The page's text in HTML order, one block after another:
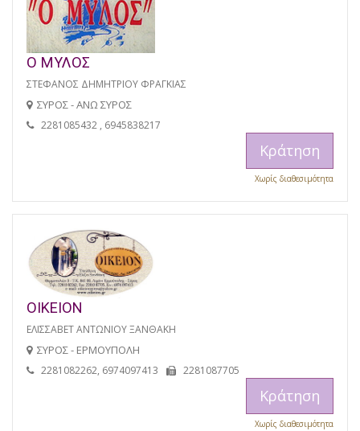
Ο ΜΥΛΟΣ
ΣΤΕΦΑΝΟΣ ΔΗΜΗΤΡΙΟΥ ΦΡΑΓΚΙΑΣ
ΣΥΡΟΣ - ΑΝΩ ΣΥΡΟΣ
2281085432 , 6945838217
Κράτηση
Χωρίς διαθεσιμότητα
ΟΙΚΕΙΟΝ
ΕΛΙΣΣΑΒΕΤ ΑΝΤΩΝΙΟΥ ΞΑΝΘΑΚΗ
ΣΥΡΟΣ - ΕΡΜΟΥΠΟΛΗ
2281082262, 6974097413 2281087705
Κράτηση
Χωρίς διαθεσιμότητα